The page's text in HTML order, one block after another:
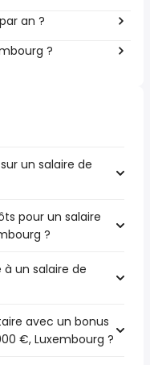
an ?
?
un salaire de
pour un salaire
?
à un salaire de
avec un bonus
€, Luxembourg ?